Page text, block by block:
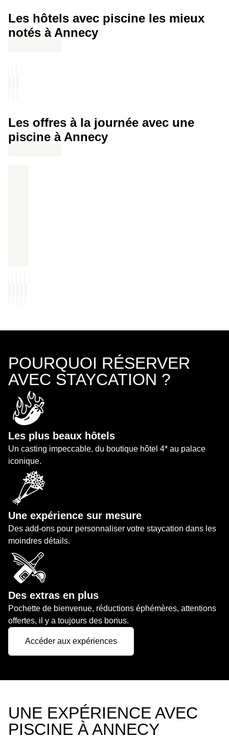
sélection de fromages et charcuterie, oreo, speculoos et fruits
frais
Les hôtels avec piscine les mieux
notés à Annecy
Les offres à la journée avec une
piscine à Annecy
POURQUOI RÉSERVER
AVEC STAYCATION ?
Les plus beaux hôtels
Un casting impeccable, du boutique hôtel 4* au palace
iconique.
Une expérience sur mesure
Des add-ons pour personnaliser votre staycation dans les
moindres détails.
Des extras en plus
Pochette de bienvenue, réductions éphémères, attentions
offertes, il y a toujours des bonus.
Accéder aux expériences
UNE EXPÉRIENCE AVEC
PISCINE À ANNECY